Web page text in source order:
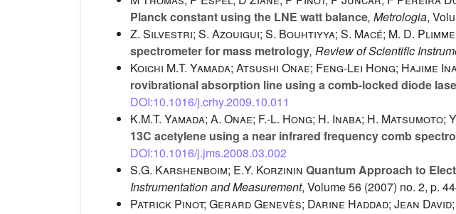
Planck constant using the LNE watt balance, Metrologia,
Z. Silvestri; S. Azouigui; S. Bouhtiyya; S. Macé; M. D.
spectrometer for mass metrology, Review of Scientific
Koichi M.T. Yamada; Atsushi Onae; Feng-Lei Hong; Hajime
rovibrational absorption line using a comb-locked diode
DOI:10.1016/j.crhy.2009.10.011
K.M.T. Yamada; A. Onae; F.-L. Hong; H. Inaba; H. Matsumoto;
13C acetylene using a near infrared frequency comb
DOI:10.1016/j.jms.2008.03.002
S.G. Karshenboim; E.Y. Korzinin Quantum Approach to
Instrumentation and Measurement, Volume 56 (2007) no. 2, p.
Patrick Pinot; Gerard Genevès; Darine Haddad; Jean